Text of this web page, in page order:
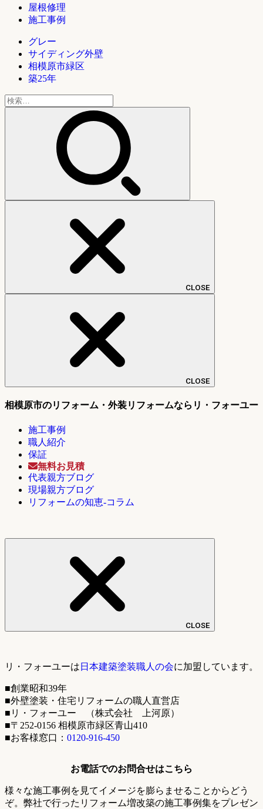
屋根修理
施工事例
グレー
サイディング外壁
相模原市緑区
築25年
検
索:
CLOSE
CLOSE
相模原市のリフォーム・外装リフォームならリ・フォーユー
施工事例
職人紹介
保証
無料お見積
代表親方ブログ
現場親方ブログ
リフォームの知恵-コラム
CLOSE
リ・フォーユーは 日本建築塗装職人の会に加盟しています。
■創業昭和39年
■外壁塗装・住宅リフォームの職人直営店
■リ・フォーユー （株式会社 上河原）
■〒252-0156 相模原市緑区青山410
■お客様窓口： 0120-916-450
お電話でのお問合せはこちら
様々な施工事例を見てイメージを膨らませることからどう
ぞ。弊社で行ったリフォーム増改築の施工事例集をプレゼン